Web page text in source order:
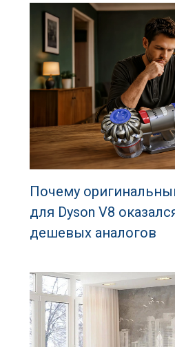
Почему
для Dyson V8
дешевых аналогов